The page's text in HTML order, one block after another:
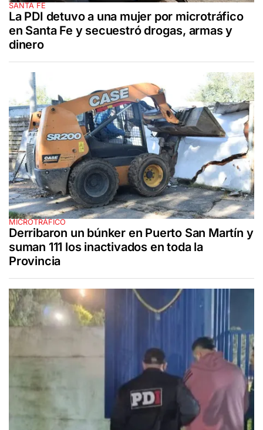
SANTA FE
La PDI detuvo a una mujer por microtráfico
en Santa Fe y secuestró drogas, armas y
dinero
MICROTRÁFICO
Derribaron un búnker en Puerto San Martín y
suman 111 los inactivados en toda la
Provincia